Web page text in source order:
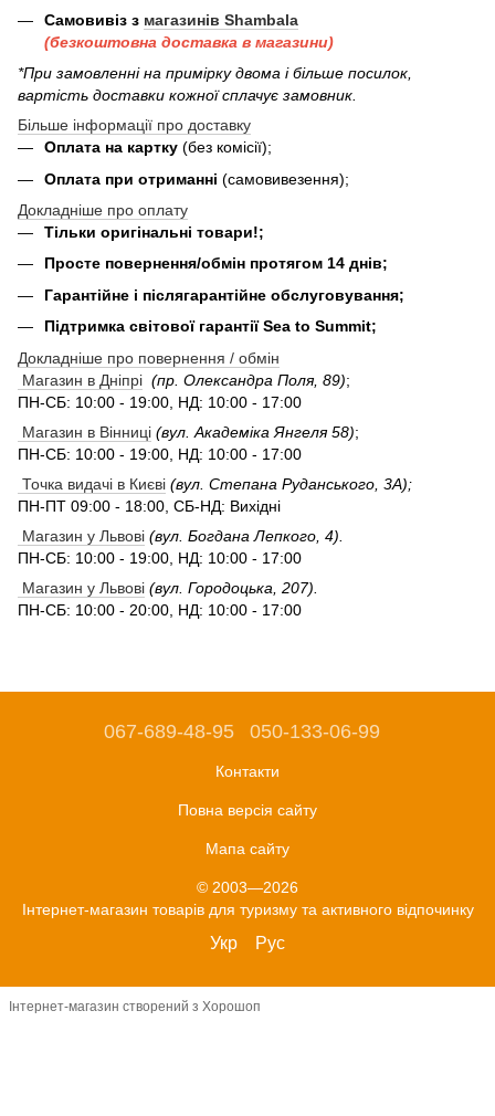
Самовивіз з магазинів Shambala
(безкоштовна доставка в магазини)
*При замовленні на примірку двома і більше посилок,
вартість доставки кожної сплачує замовник.
Більше інформації про доставку
Оплата на картку (без комісії);
Оплата при отриманні (самовивезення);
Докладніше про оплату
Тільки оригінальні товари!;
Просте повернення/обмін протягом 14 днів;
Гарантійне і післягарантійне обслуговування;
Підтримка світової гарантії Sea to Summit;
Докладніше про повернення / обмін
Магазин в Дніпрі (пр. Олександра Поля, 89);
ПН-СБ: 10:00 - 19:00, НД: 10:00 - 17:00
Магазин в Вінниці (вул. Академіка Янгеля 58);
ПН-СБ: 10:00 - 19:00, НД: 10:00 - 17:00
Точка видачі в Києві (вул. Степана Руданського, 3А);
ПН-ПТ 09:00 - 18:00, СБ-НД: Вихідні
Магазин у Львові (вул. Богдана Лепкого, 4).
ПН-СБ: 10:00 - 19:00, НД: 10:00 - 17:00
Магазин у Львові (вул. Городоцька, 207).
ПН-СБ: 10:00 - 20:00, НД: 10:00 - 17:00
067-689-48-95 050-133-06-99
Контакти
Повна версія сайту
Мапа сайту
© 2003—2026
Інтернет-магазин товарів для туризму та активного відпочинку
Укр Рус
Інтернет-магазин створений з Хорошоп